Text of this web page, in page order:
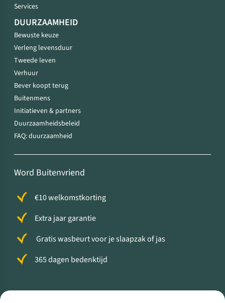
Services
DUURZAAMHEID
Bewuste keuze
Verleng levensduur
Tweede leven
Verhuur
Bever koopt terug
Buitenmens
Initiatieven & partners
Duurzaamheidsbeleid
FAQ: duurzaamheid
Word Buitenvriend
€10 welkomstkorting
Extra jaar garantie
Gratis wasbeurt voor je slaapzak of jas
365 dagen bedenktijd